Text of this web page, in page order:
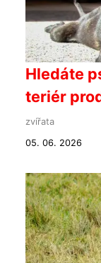
Hledáte
teriér
zvířata
05. 06. 2026